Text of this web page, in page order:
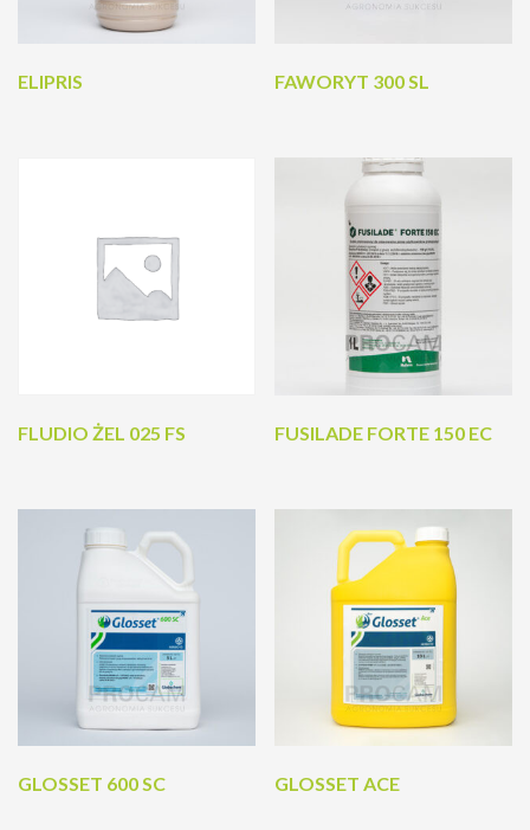
ELIPRIS FAWORYT 300 SL
FLUDIO ŻEL 025 FS FUSILADE FORTE 150 EC
GLOSSET 600 SC GLOSSET ACE